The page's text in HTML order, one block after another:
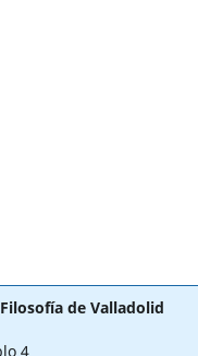
de Valladolid
4